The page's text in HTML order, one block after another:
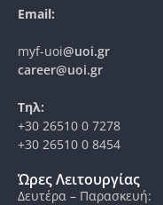
Email:
myf-uoi@uoi.gr
career@uoi.gr
Τηλ:
+30 26510 0 7278
+30 26510 0 8454
Ώρες Λειτουργίας
Δευτέρα – Παρασκευή: